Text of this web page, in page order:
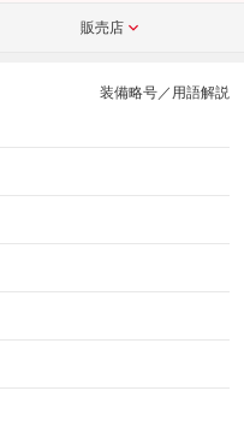
販売店
装備略号／用語解説